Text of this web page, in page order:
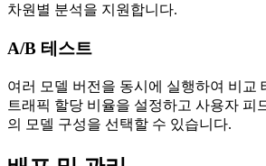
차원별 분석을 지원합니다.
A/B 테스트
여러 모델 버전을 동시에 실행하여 비교
트래픽 할당 비율을 설정하고 사용자 피
의 모델 구성을 선택할 수 있습니다.